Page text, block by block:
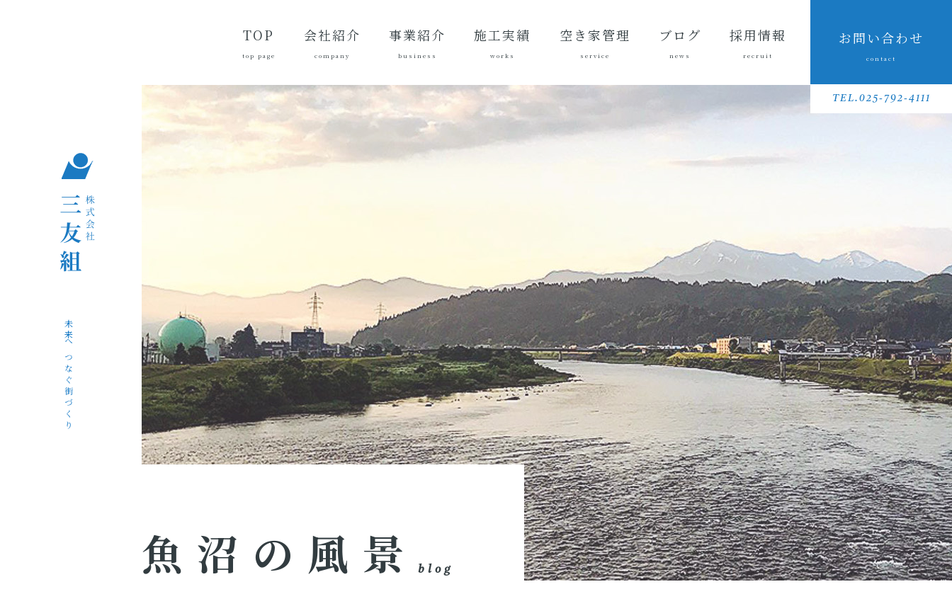
未来へつなぐ街づくり
TOP
top page
会社紹介
company
つ
事業紹介
business
施工実績
works
績
績
空き家管理
service
ービスとは？
動内容
流れ
ブログ
news
ログ
ブログ
風景
採用情報
recruit
ージ
くというこ
三友組
厚生・社内
動画
ンタビュー
るお問い合
お問い合わせ
contact
TEL.025-792-4111
魚沼の風景 blog